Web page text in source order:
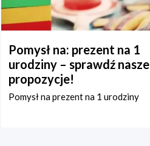
Pomysł na: prezent na 1
urodziny – sprawdź nasze
propozycje!
Pomysł na prezent na 1 urodziny